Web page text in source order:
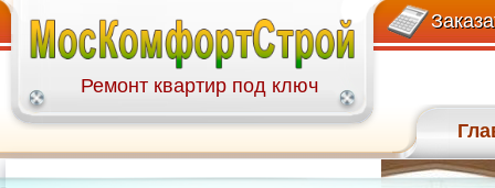
Ремонт квартир под ключ
+7(499)113-27-58
пр-зд Шокальского